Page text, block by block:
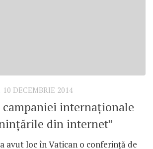
10 DECEMBRIE 2014
campaniei internaţionale
din internet”
avut loc în Vatican o conferinţă de